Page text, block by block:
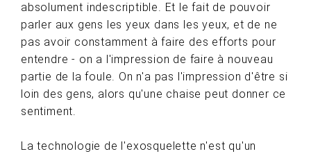
absolument indescriptible. Et le fait de pouvoir
parler aux gens les yeux dans les yeux, et de ne
pas avoir constamment à faire des efforts pour
entendre - on a l'impression de faire à nouveau
partie de la foule. On n'a pas l'impression d'être si
loin des gens, alors qu'une chaise peut donner ce
sentiment.
La technologie de l'exosquelette n'est qu'un